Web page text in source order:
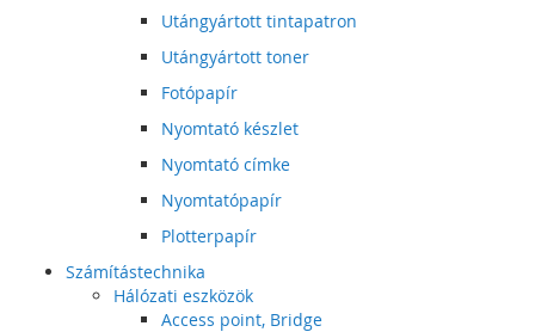
Utángyártott tintapatron
Utángyártott toner
Fotópapír
Nyomtató készlet
Nyomtató címke
Nyomtatópapír
Plotterpapír
Számítástechnika
Hálózati eszközök
Access point, Bridge